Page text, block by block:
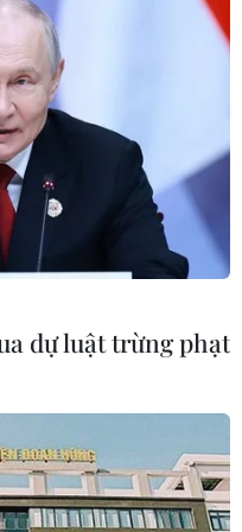
Trà
để
thu
hồi,
dự luật trừng phạt